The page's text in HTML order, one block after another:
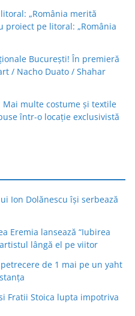
„România merită
proiect pe litoral: „România
București! În premieră
/ Nacho Duato / Shahar
Mai multe costume și textile
într-o locație exclusivistă
Ion Dolănescu își serbează
Eremia lansează “Iubirea
lângă el pe viitor
de 1 mai pe un yaht
Fratii Stoica lupta impotriva